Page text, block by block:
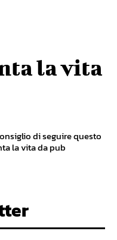
la vita
di seguire questo
la vita da pub